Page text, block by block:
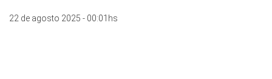
22 de agosto 2025 - 00:01hs